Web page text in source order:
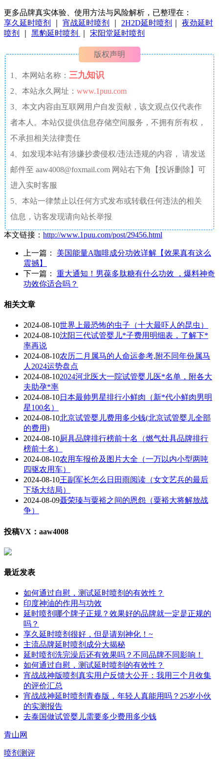
更多品牌真实体验、使用方法与风险解析，已整理在：
享久延时喷剂
宵战延时喷剂 2H2D延时喷剂
夜劲延时
喷剂
黑豹延时喷剂 宋阳堂延时喷剂
版权声明
1、本网站名称： 三九知识
2、本站永久网址： www.1puu.com
3、本文内容由互联网用户自发贡献，该文观点仅代表作
者本人。本站仅提供信息存储空间服务，不拥有所有权，
不承担相关法律责任
4、如发现本站有涉嫌抄袭侵权/违法违规的内容， 请发送
邮件至 aaw4008@foxmail.com 网站右下角【投诉删除】可
进入实时客服
5、本站一律禁止以任何方式发布或转载任何违法的相关
信息，访客发现请向站长举报
本文链接： http://www.1puu.com/post/29456.html
上一篇： 美国能量A咖啡成分功效详解【效果真有这么
震撼】
下一篇： 重大通知！男葆多肽糖有什么功效 ，爆料神奇
功效你适合吗？
相关文章
2024-08-10世界上最恐怖的虫子（十大最吓人的昆虫）
2024-08-10沈阳三代试管婴儿*子费用明细表，了解下*
率再说
2024-08-10农历二月属马的人命运参考,附不同年份属马
人2024运势盘点
2024-08-102024河北医大一院试管婴儿医*名单，附各大
夫助孕*率
2024-08-10日本最帅男星排行小鲜肉（新*代小鲜肉男明
星100名）
2024-08-10北京试管婴儿费用多少钱(北京试管婴儿全部
的费用)
2024-08-10厨具品牌排行榜前十名（燃气灶具品牌排行
榜前十名）
2024-08-10农用车报价及图片大全（一万以内小型两吨
四驱农用车）
2024-08-10王副军长怎么日田雨阅读（女文艺兵的最后
下场大结局）
2024-08-09聂荣瑧与粟裕之间的恩怨（粟裕大将解放战
争）
投稿VX：aaw4008
最近发表
如何通过自慰，测试延时喷剂的有效性？
印度神油的作用与功效
延时喷剂哪个牌子正规？效果好的品牌就一定是正规的
吗？
享久延时喷剂很好，但是请别神化！~
主流品牌延时喷剂成分大揭秘
延时喷剂洗完澡后还有效果吗？不同品牌不同影响！
如何通过自慰，测试延时喷剂的有效性？
宵战战神版喷剂真实用户反馈大公开：我用三个月收集
的评价汇总
宵战战神延时喷剂青春版，年轻人真能用吗？25岁小伙
的实测报告
去泰国做试管婴儿需要多少费用多少钱
青山网
喷剂测评